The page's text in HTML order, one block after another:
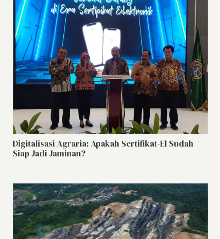
Digitalisasi Agraria: Apakah Sertifikat-El Sudah
Siap Jadi Jaminan?